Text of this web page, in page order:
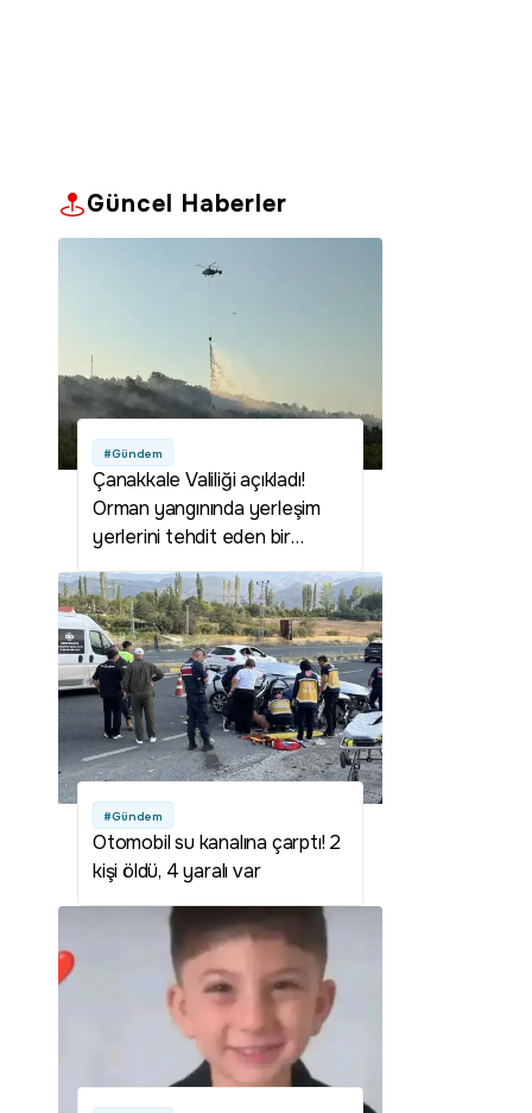
Güncel Haberler
#Gündem
Çanakkale Valiliği açıkladı!
Orman yangınında yerleşim
yerlerini tehdit eden bir
#Gündem
Otomobil su kanalına çarptı! 2
kişi öldü, 4 yaralı var